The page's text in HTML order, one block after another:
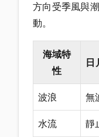
方向受季風與
動。
海域特
性
日
波浪 無
水流 靜